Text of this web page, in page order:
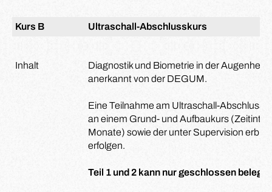
Kurs B Ultraschall-Abschlusskurs
Inhalt
Diagnostik und Biometrie in der
anerkannt von der DEGUM.
Eine Teilnahme am Ultraschall-
an einem Grund- und Aufbaukurs
Monate) sowie der unter Supervision
erfolgen.
Teil 1 und 2 kann nur geschlossen belegt